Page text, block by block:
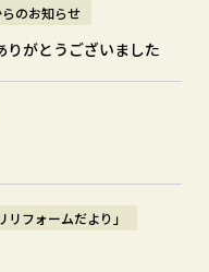
のお知らせ
りがとうございました
リフォームだより」